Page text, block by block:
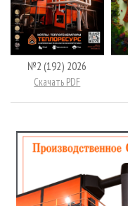
№2 (192) 2026
Скачать PDF